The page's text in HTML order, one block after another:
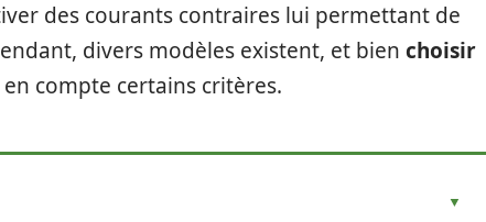
des courants contraires lui permettant de
divers modèles existent, et bien choisir
compte certains critères.